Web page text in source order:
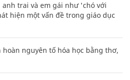
trai và em gái như 'chó với
hiện một vấn đề trong giáo dục
hoàn nguyên tố hóa học bằng thơ,